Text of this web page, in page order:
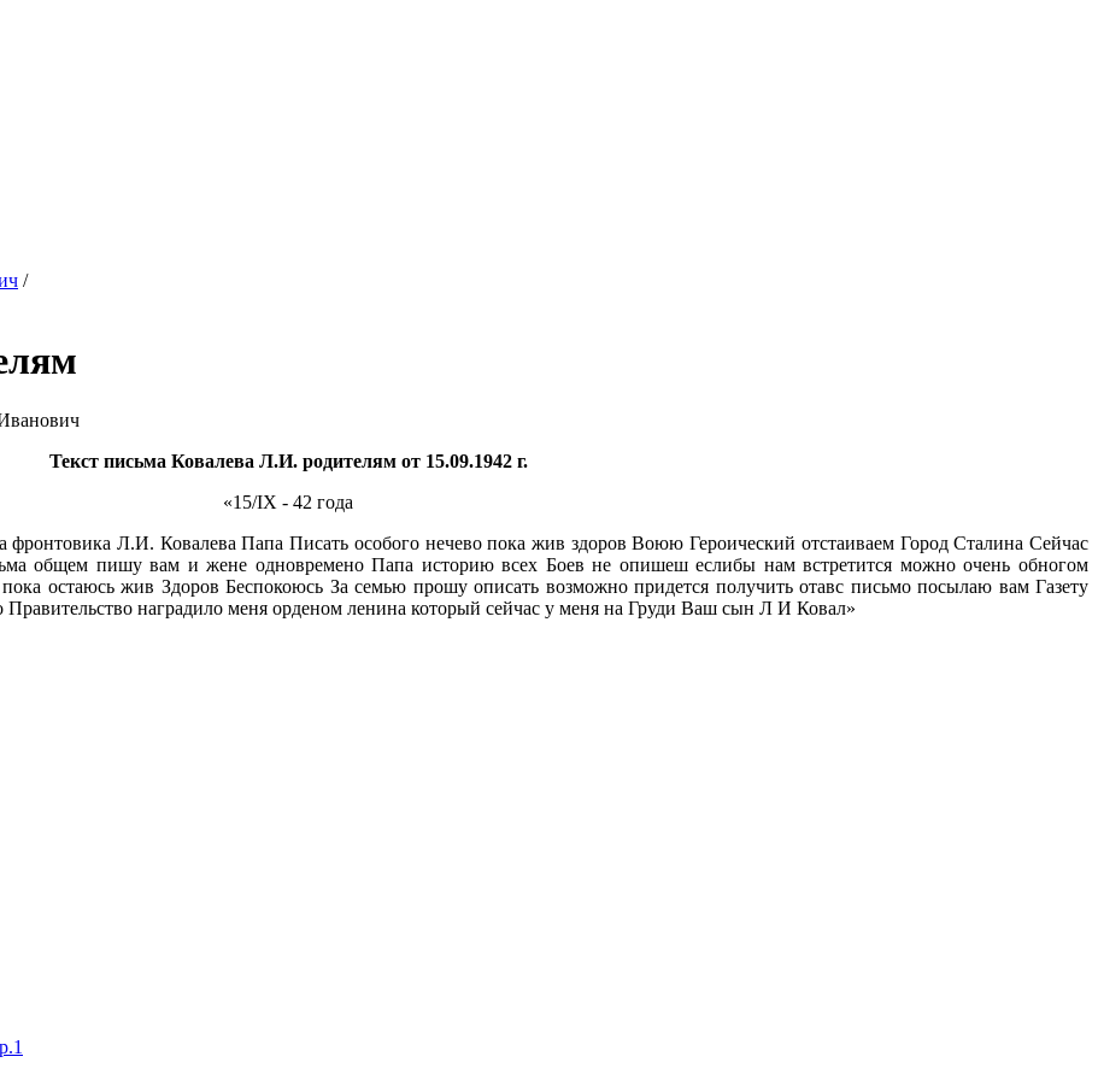
/
Текст письма Ковалева Л.И. родителям от 15.09.1942 г.
«15/IX - 42 года
Л.И. Ковалева Папа Писать особого нечево пока жив здоров Воюю Героический отстаиваем Город Сталина Сейчас
общем пишу вам и жене одновремено Папа историю всех Боев не опишеш еслибы нам встретится можно очень обногом
остаюсь жив Здоров Беспокоюсь За семью прошу описать возможно придется получить отавс письмо посылаю вам Газету
Правительство наградило меня орденом ленина который сейчас у меня на Груди Ваш сын Л И Ковал»